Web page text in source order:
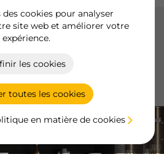
cookies pour analyser
site web et améliorer votre
expérience.
les cookies
toutes les cookies
en matière de cookies
des options de 12V et 24V, et